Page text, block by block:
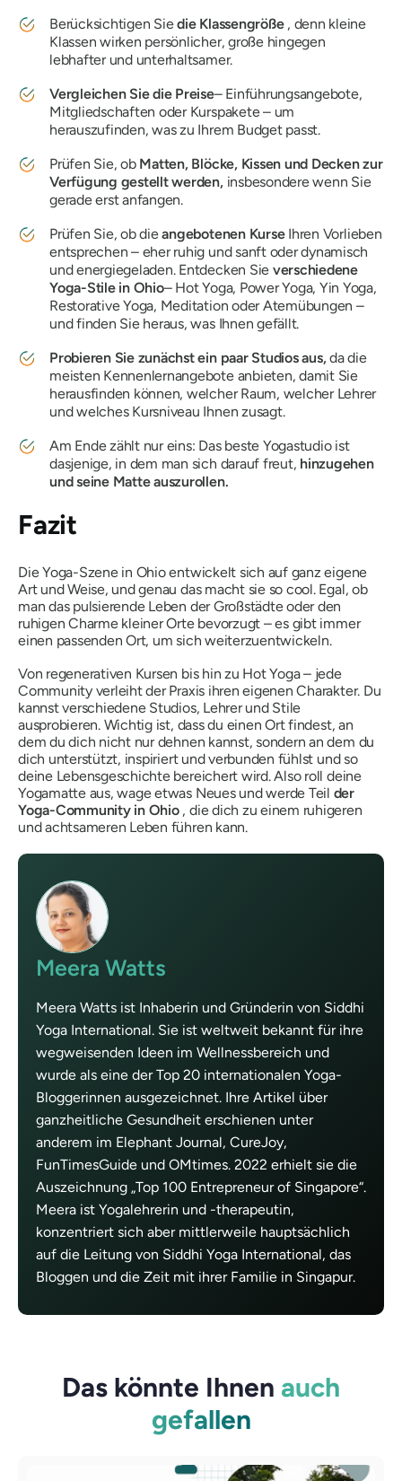
Berücksichtigen Siedie Klassengröße, denn kleine
Klassen wirken persönlicher, große hingegen
lebhafter und unterhaltsamer.
Vergleichen Sie die Preise– Einführungsangebote,
Mitgliedschaften oder Kurspakete – um
herauszufinden, was zu Ihrem Budget passt.
Prüfen Sie, ob Matten, Blöcke, Kissen und Decken zur
Verfügung gestellt werden,insbesondere wenn Sie
gerade erst anfangen.
Prüfen Sie, ob dieangebotenen Kurse Ihren Vorlieben
entsprechen – eher ruhig und sanft oder dynamisch
und energiegeladen. Entdecken Sie verschiedene
Yoga-Stile in Ohio– Hot Yoga, Power Yoga, Yin Yoga,
Restorative Yoga, Meditation oder Atemübungen –
und finden Sie heraus, was Ihnen gefällt.
Probieren Sie zunächst ein paar Studios aus,da die
meisten Kennenlernangebote anbieten, damit Sie
herausfinden können, welcher Raum, welcher Lehrer
und welches Kursniveau Ihnen zusagt.
Am Ende zählt nur eins: Das beste Yogastudio ist
dasjenige, in dem man sich darauf freut, hinzugehen
und seine Matte auszurollen.
Fazit
Die Yoga-Szene in Ohio entwickelt sich auf ganz eigene
Art und Weise, und genau das macht sie so cool. Egal, ob
man das pulsierende Leben der Großstädte oder den
ruhigen Charme kleiner Orte bevorzugt – es gibt immer
einen passenden Ort, um sich weiterzuentwickeln.
Von regenerativen Kursen bis hin zu Hot Yoga – jede
Community verleiht der Praxis ihren eigenen Charakter. Du
kannst verschiedene Studios, Lehrer und Stile
ausprobieren. Wichtig ist, dass du einen Ort findest, an
dem du dich nicht nur dehnen kannst, sondern an dem du
dich unterstützt, inspiriert und verbunden fühlst und so
deine Lebensgeschichte bereichert wird. Also roll deine
Yogamatte aus, wage etwas Neues und werde Teil der
Yoga-Community in Ohio, die dich zu einem ruhigeren
und achtsameren Leben führen kann.
Meera Watts
Meera Watts ist Inhaberin und Gründerin von Siddhi
Yoga International. Sie ist weltweit bekannt für ihre
wegweisenden Ideen im Wellnessbereich und
wurde als eine der Top 20 internationalen Yoga-
Bloggerinnen ausgezeichnet. Ihre Artikel über
ganzheitliche Gesundheit erschienen unter
anderem im Elephant Journal, CureJoy,
FunTimesGuide und OMtimes. 2022 erhielt sie die
Auszeichnung „Top 100 Entrepreneur of Singapore“.
Meera ist Yogalehrerin und -therapeutin,
konzentriert sich aber mittlerweile hauptsächlich
auf die Leitung von Siddhi Yoga International, das
Bloggen und die Zeit mit ihrer Familie in Singapur.
Das könnte Ihnen auch
gefallen